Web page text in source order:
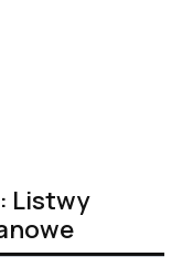
Listwy